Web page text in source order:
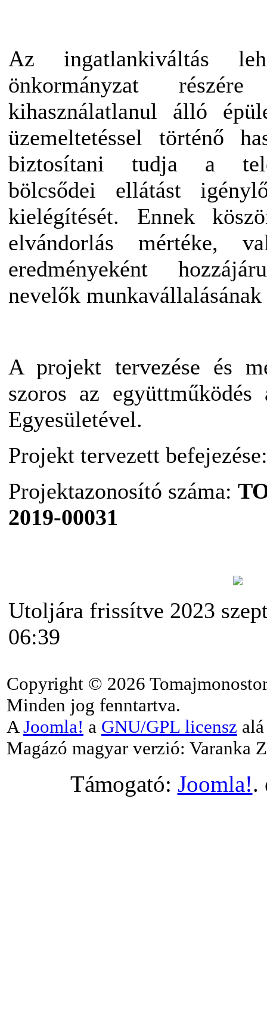
Az ingatlankiváltás
önkormányzat
kihasználatlanul álló
üzemeltetéssel történő
biztosítani tudja a
bölcsődei ellátást
kielégítését. Ennek
elvándorlás mértéke,
eredményeként
nevelők munkavállalásának
A projekt tervezése és
szoros az
Egyesületével.
Projekt tervezett
Projektazonosító száma:
2019-00031
Utoljára frissítve 2023
06:39
Copyright © 2026
Minden jog fenntartva.
A Joomla! a GNU/GPL licensz
Magázó magyar verzió: Varanka
Támogató: Joomla!.